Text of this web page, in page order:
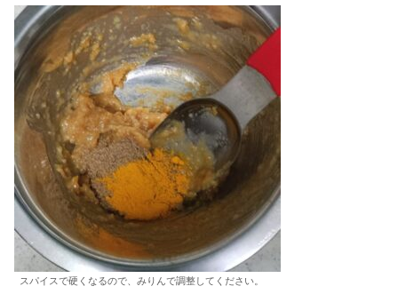
スパイスで硬くなるので、みりんで調整してください。